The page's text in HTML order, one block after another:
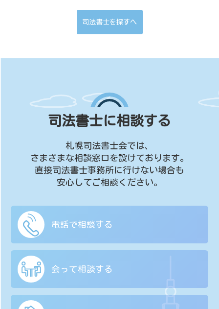
司法書士を探すへ
司法書士に相談する
札幌司法書士会では、
さまざまな相談窓口を設けております。
直接司法書士事務所に行けない場合も
安心してご相談ください。
電話で相談する
会って相談する